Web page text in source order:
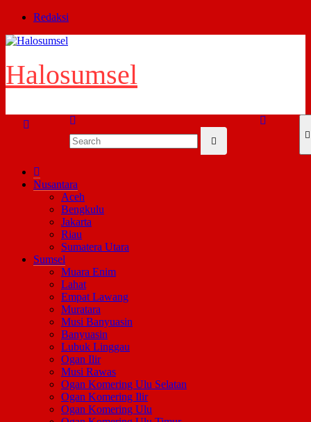
Skip
content
Redaksi
Halosumsel
Nusantara
Aceh
Bengkulu
Jakarta
Riau
Sumatera Utara
Sumsel
Muara Enim
Lahat
Empat Lawang
Muratara
Musi Banyuasin
Banyuasin
Lubuk Linggau
Ogan Ilir
Musi Rawas
Ogan Komering Ulu Selatan
Ogan Komering Ilir
Ogan Komering Ulu